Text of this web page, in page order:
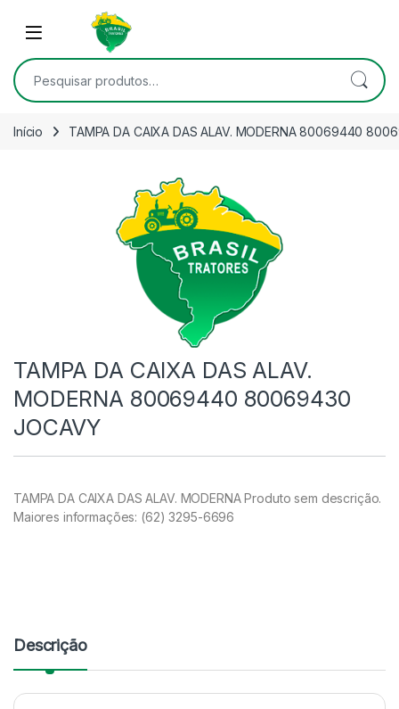
Skip to navigation
Open
Pesquisar por:
Início TAMPA DA CAIXA DAS ALAV. MODERNA 80069440
TAMPA DA CAIXA DAS ALAV.
MODERNA 80069440 80069430
JOCAVY
TAMPA DA CAIXA DAS ALAV. MODERNA Produto sem descrição.
Maiores informações: (62) 3295-6696
Descrição